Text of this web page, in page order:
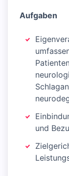
Aufgaben
und